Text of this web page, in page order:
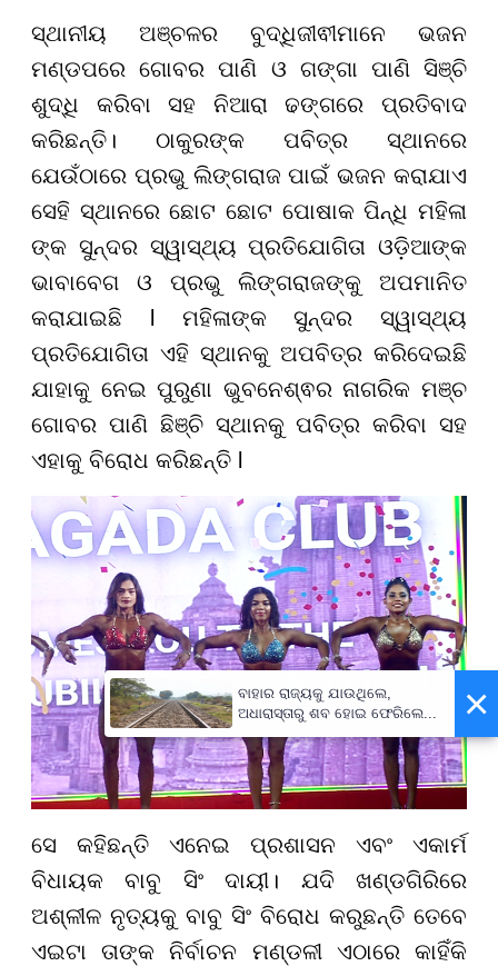
ସ୍ଥାନୀୟ ଅଞ୍ଚଳର ବୁଦ୍ଧିଜୀଵୀମାନେ ଭଜନ
ମଣ୍ଡପରେ ଗୋବର ପାଣି ଓ ଗଙ୍ଗା ପାଣି ସିଞ୍ଚି
ଶୁଦ୍ଧି କରିବା ସହ ନିଆରା ଢଙ୍ଗରେ ପ୍ରତିବାଦ
କରିଛନ୍ତି। ଠାକୁରଙ୍କ ପବିତ୍ର ସ୍ଥାନରେ
ଯେଉଁଠାରେ ପ୍ରଭୁ ଲିଙ୍ଗରାଜ ପାଇଁ ଭଜନ କରାଯାଏ
ସେହି ସ୍ଥାନରେ ଛୋଟ ଛୋଟ ପୋଷାକ ପିନ୍ଧି ମହିଳା
ଙ୍କ ସୁନ୍ଦର ସ୍ୱାସ୍ଥ୍ୟ ପ୍ରତିଯୋଗିତା ଓଡ଼ିଆଙ୍କ
ଭାବାବେଗ ଓ ପ୍ରଭୁ ଲିଙ୍ଗରାଜଙ୍କୁ ଅପମାନିତ
କରାଯାଇଛି l ମହିଳାଙ୍କ ସୁନ୍ଦର ସ୍ୱାସ୍ଥ୍ୟ
ପ୍ରତିଯୋଗିତା ଏହି ସ୍ଥାନକୁ ଅପବିତ୍ର କରିଦେଇଛି
ଯାହାକୁ ନେଇ ପୁରୁଣା ଭୁବନେଶ୍ଵର ନାଗରିକ ମଞ୍ଚ
ଗୋବର ପାଣି ଛିଞ୍ଚି ସ୍ଥାନକୁ ପବିତ୍ର କରିବା ସହ
ଏହାକୁ ବିରୋଧ କରିଛନ୍ତି l
ସେ କହିଛନ୍ତି ଏନେଇ ପ୍ରଶାସନ ଏବଂ ଏକାର୍ମ
ବିଧାୟକ ବାବୁ ସିଂ ଦାୟୀ। ଯଦି ଖଣ୍ଡଗିରିରେ
ଅଶ୍ଳୀଳ ନୃତ୍ୟକୁ ବାବୁ ସିଂ ବିରୋଧ କରୁଛନ୍ତି ତେବେ
ଏଇଟା ତାଙ୍କ ନିର୍ବାଚନ ମଣ୍ଡଳୀ ଏଠାରେ କାହିଁକି
×
ବାହାର ରାଜ୍ୟକୁ ଯାଉଥିଲେ,
ଅଧାରାସ୍ତାରୁ ଶବ ହୋଇ ଫେରିଲେ...